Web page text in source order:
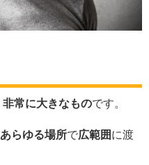
非常に大きなものです。
あらゆる場所で広範囲に渡